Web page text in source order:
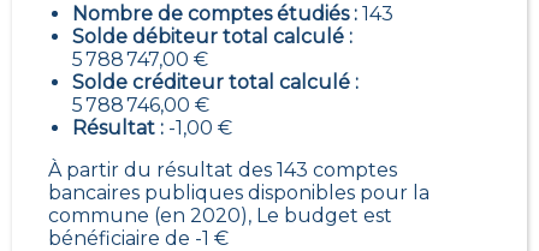
Nombre de comptes étudiés : 143
Solde débiteur total calculé :
5 788 747,00 €
Solde créditeur total calculé :
5 788 746,00 €
Résultat : -1,00 €
À partir du résultat des 143 comptes
bancaires publiques disponibles pour la
commune (en 2020), Le budget est
bénéficiaire de -1 €